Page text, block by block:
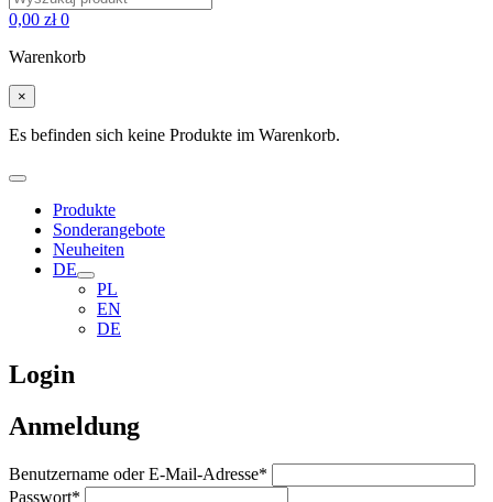
0,00 zł 0
Warenkorb
×
Es befinden sich keine Produkte im Warenkorb.
Produkte
Sonderangebote
Neuheiten
DE
PL
EN
DE
Login
Anmeldung
Benutzername oder E-Mail-Adresse*
Passwort*